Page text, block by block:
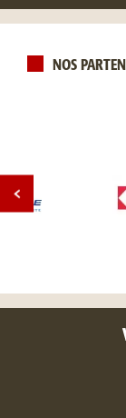
NOS